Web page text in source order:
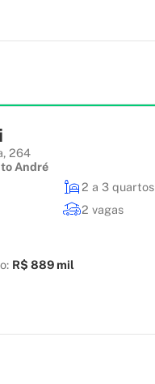
264
André
2 a 3 quartos
2 vagas
R$ 889 mil